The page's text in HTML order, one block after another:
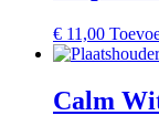
€ 11,00
Calm